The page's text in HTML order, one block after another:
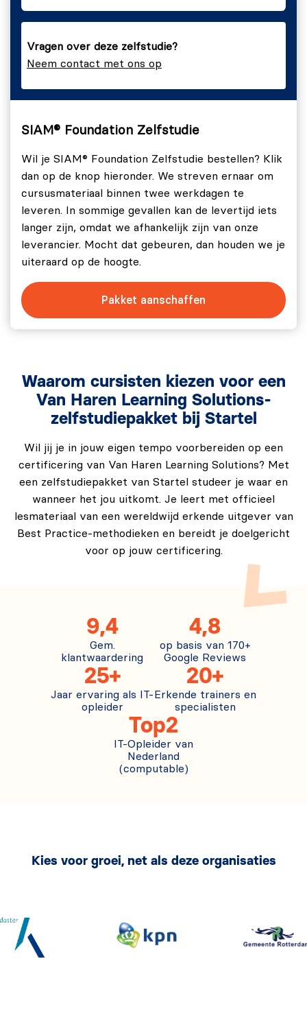
Vragen over deze zelfstudie?
Neem contact met ons op
SIAM® Foundation Zelfstudie
Wil je SIAM® Foundation Zelfstudie bestellen? Klik
dan op de knop hieronder. We streven ernaar om
cursusmateriaal binnen twee werkdagen te
leveren. In sommige gevallen kan de levertijd iets
langer zijn, omdat we afhankelijk zijn van onze
leverancier. Mocht dat gebeuren, dan houden we je
uiteraard op de hoogte.
Pakket aanschaffen
Waarom cursisten kiezen voor een
Van Haren Learning Solutions-
zelfstudiepakket bij Startel
Wil jij je in jouw eigen tempo voorbereiden op een
certificering van Van Haren Learning Solutions? Met
een zelfstudiepakket van Startel studeer je waar en
wanneer het jou uitkomt. Je leert met officieel
lesmateriaal van een wereldwijd erkende uitgever van
Best Practice-methodieken en bereidt je doelgericht
voor op jouw certificering.
9,4
Gem.
klantwaardering
4,8
op basis van 170+
Google Reviews
25+
Jaar ervaring als IT-
opleider
20+
Erkende trainers en
specialisten
Top2
IT-Opleider van
Nederland
(computable)
Kies voor groei, net als deze organisaties